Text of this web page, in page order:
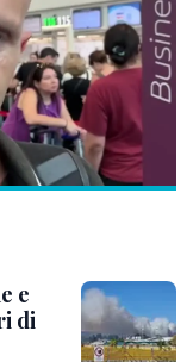
e
di